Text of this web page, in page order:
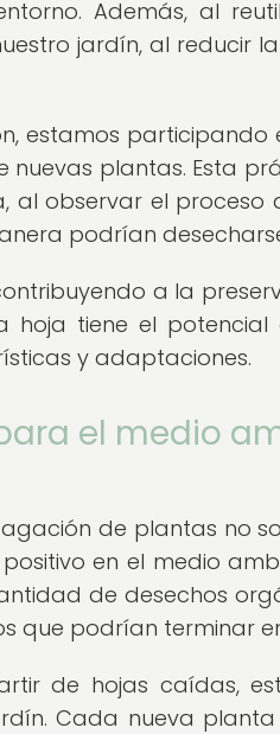
Además, al
jardín, al reducir
estamos participando
nuevas plantas. Esta
observar el proceso
podrían
a la
tiene el potencial
y adaptaciones.
el medio
de plantas no
en el medio
de desechos
que podrían terminar
de hojas caídas,
Cada nueva